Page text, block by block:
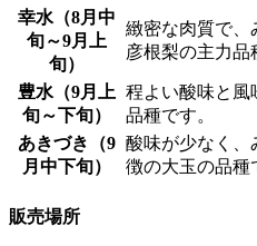
幸水（8月中
旬～9月上
旬）
緻密な肉質で、
彦根梨の主力品
豊水（9月上
旬～下旬）
程よい酸味と風
品種です。
あきづき（9
月中下旬）
酸味が少なく、
徴の大玉の品種
販売場所